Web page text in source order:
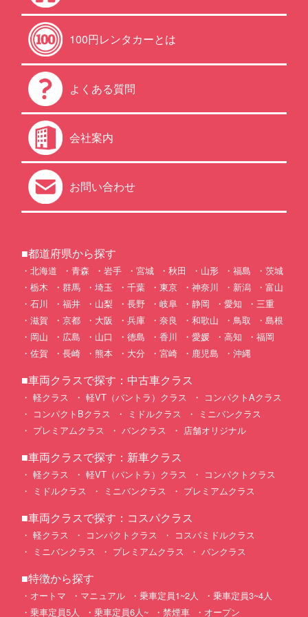
100円レンタカーとは
よくある質問
会社案内
お問い合わせ
■都道府県から探す
北海道 青森 岩手 宮城 秋田 山形 福島
茨城
栃木
群馬 埼玉 千葉 東京 神奈川 新潟
富山
石川
福井 山梨 長野 岐阜 静岡 愛知
三重
滋賀
京都 大阪 兵庫 奈良 和歌山 鳥取
島根
岡山
広島 山口 徳島 香川 愛媛 高知
福岡
佐賀
長崎 熊本 大分 宮崎 鹿児島 沖縄
■車両クラスで探す：中古車クラス
軽クラス 軽VT（バントラ）クラス
コンパクトAクラス
コンパクトBクラス
ミドルクラス
ミニバンクラス
プレミアムクラス
バンクラス 店舗オリジナル
■車両クラスで探す：新車クラス
軽クラス 軽VT（バントラ）クラス
コンパクトクラス
ミドルクラス
ミニバンクラス プレミアムクラス
■車両クラスで探す：コスパクラス
軽クラス コンパクトクラス
コスパミドルクラス
ミニバンクラス
プレミアムクラス バンクラス
■特徴から探す
オートマ マニュアル 乗車定員1~2人
乗車定員3~4人
乗車定員5人
乗車定員6人~ 禁煙車 オープン